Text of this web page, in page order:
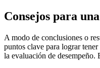
Consejos para
A modo de conclusiones o
puntos clave para lograr
la evaluación de desempeño.